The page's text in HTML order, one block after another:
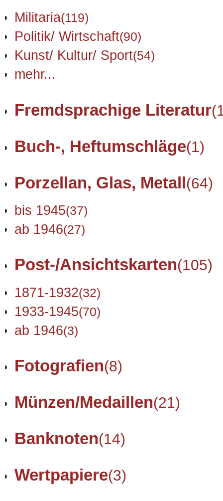
Militaria(119)
Politik/ Wirtschaft(90)
Kunst/ Kultur/ Sport(54)
mehr...
Fremdsprachige Literatur
Buch-, Heftumschläge(1)
Porzellan, Glas, Metall(64)
bis 1945(37)
ab 1946(27)
Post-/Ansichtskarten(105)
1871-1932(32)
1933-1945(70)
ab 1946(3)
Fotografien(8)
Münzen/Medaillen(21)
Banknoten(14)
Wertpapiere(3)